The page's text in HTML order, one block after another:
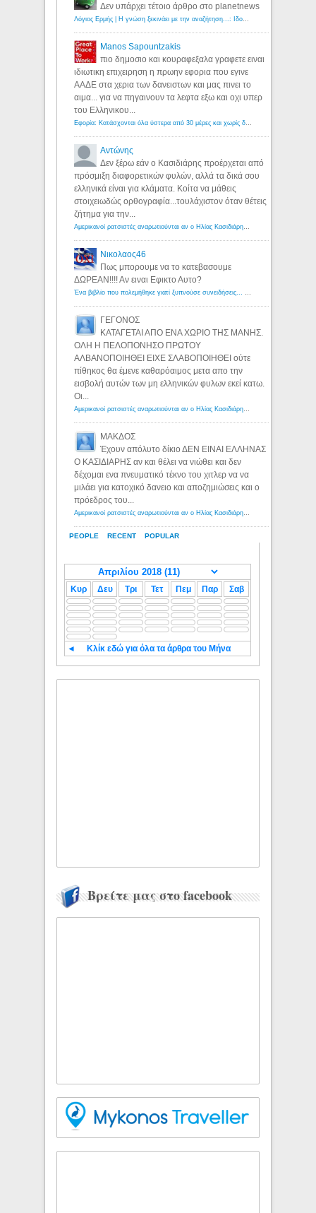
PEOPLE RECENT POPULAR
Δεν υπάρχει τέτοιο άρθρο στο planetnews
Manos Sapountzakis
πιο δημοσιο και κουραφεξαλα γραφετε ειναι
ιδιωτικη επιχειρηση η πρωην εφορια που εγινε
ΑΑΔΕ στα χερια των δανειστων και μας πινει το
αιμα... για να πηγαινουν τα λεφτα εξω και οχι υπερ
του Ελληνικου...
Αντώνης
Δεν ξέρω εάν ο Κασιδιάρης προέρχεται από
πρόσμιξη διαφορετικών φυλών, αλλά τα δικά σου
ελληνικά είναι για κλάματα. Κοίτα να μάθεις
στοιχειωδώς ορθογραφία...τουλάχιστον όταν θέτεις
ζήτημα για την...
Νικολαος46
Πως μπορουμε να το κατεβασουμε
ΔΩΡΕΑΝ!!!! Αν ειναι Εφικτο Αυτο?
ΓΕΓΟΝΟΣ
ΚΑΤΑΓΕΤΑΙ ΑΠΟ ΕΝΑ ΧΩΡΙΟ ΤΗΣ ΜΑΝΗΣ.
ΟΛΗ Η ΠΕΛΟΠΟΝΗΣΟ ΠΡΩΤΟΥ
ΑΛΒΑΝΟΠΟΙΗΘΕΙ ΕΙΧΕ ΣΛΑΒΟΠΟΙΗΘΕΙ ούτε
πίθηκος θα έμενε καθαρόαιμος μετα απο την
εισβολή αυτών των μη ελληνικών φυλων εκεί κατω.
Οι...
ΜΑΚΔΟΣ
Έχουν απόλυτο δίκιο ΔΕΝ ΕΙΝΑΙ ΕΛΛΗΝΑΣ
Ο ΚΑΣΙΔΙΑΡΗΣ αν και θέλει να νιώθει και δεν
δέχομαι ενα πνευματικό τέκνο του χιτλερ να να
μιλάει για κατοχικό δανειο και αποζημιώσεις και ο
πρόεδρος του...
Κυρ Δευ Τρι Τετ Πεμ Παρ Σαβ
◄ Κλίκ εδώ για όλα τα άρθρα του Μήνα
Βρείτε μας στο facebook